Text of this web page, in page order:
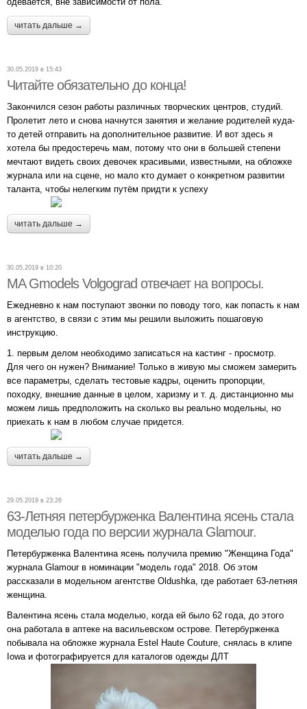
читать дальше →
30.05.2019 в 15:43
Читайте обязательно до конца!
Закончился сезон работы различных творческих центров, студий.
Пролетит лето и снова начнутся занятия и желание родителей куда-
то детей отправить на дополнительное развитие. И вот здесь я
хотела бы предостеречь мам, потому что они в большей степени
мечтают видеть своих девочек красивыми, известными, на обложке
журнала или на сцене, но мало кто думает о конкретном развитии
таланта, чтобы нелегким путём придти к успеху
читать дальше →
30.05.2019 в 10:20
MA Gmodels Volgograd отвечает на вопросы.
Ежедневно к нам поступают звонки по поводу того, как попасть к нам
в агентство, в связи с этим мы решили выложить пошаговую
инструкцию.
1. первым делом необходимо записаться на кастинг - просмотр.
Для чего он нужен? Внимание! Только в живую мы сможем замерить
все параметры, сделать тестовые кадры, оценить пропорции,
походку, внешние данные в целом, харизму и т. д. дистанционно мы
можем лишь предположить на сколько вы реально модельны, но
приехать к нам в любом случае придется.
читать дальше →
29.05.2019 в 23:26
63-Летняя петербурженка Валентина ясень стала
моделью года по версии журнала Glamour.
Петербурженка Валентина ясень получила премию "Женщина Года"
журнала Glamour в номинации "модель года" 2018. Об этом
рассказали в модельном агентстве Oldushka, где работает 63-летняя
женщина.
Валентина ясень стала моделью, когда ей было 62 года, до этого
она работала в аптеке на васильевском острове. Петербурженка
побывала на обложке журнала Estel Haute Couture, снялась в клипе
Iowa и фотографируется для каталогов одежды ДЛТ